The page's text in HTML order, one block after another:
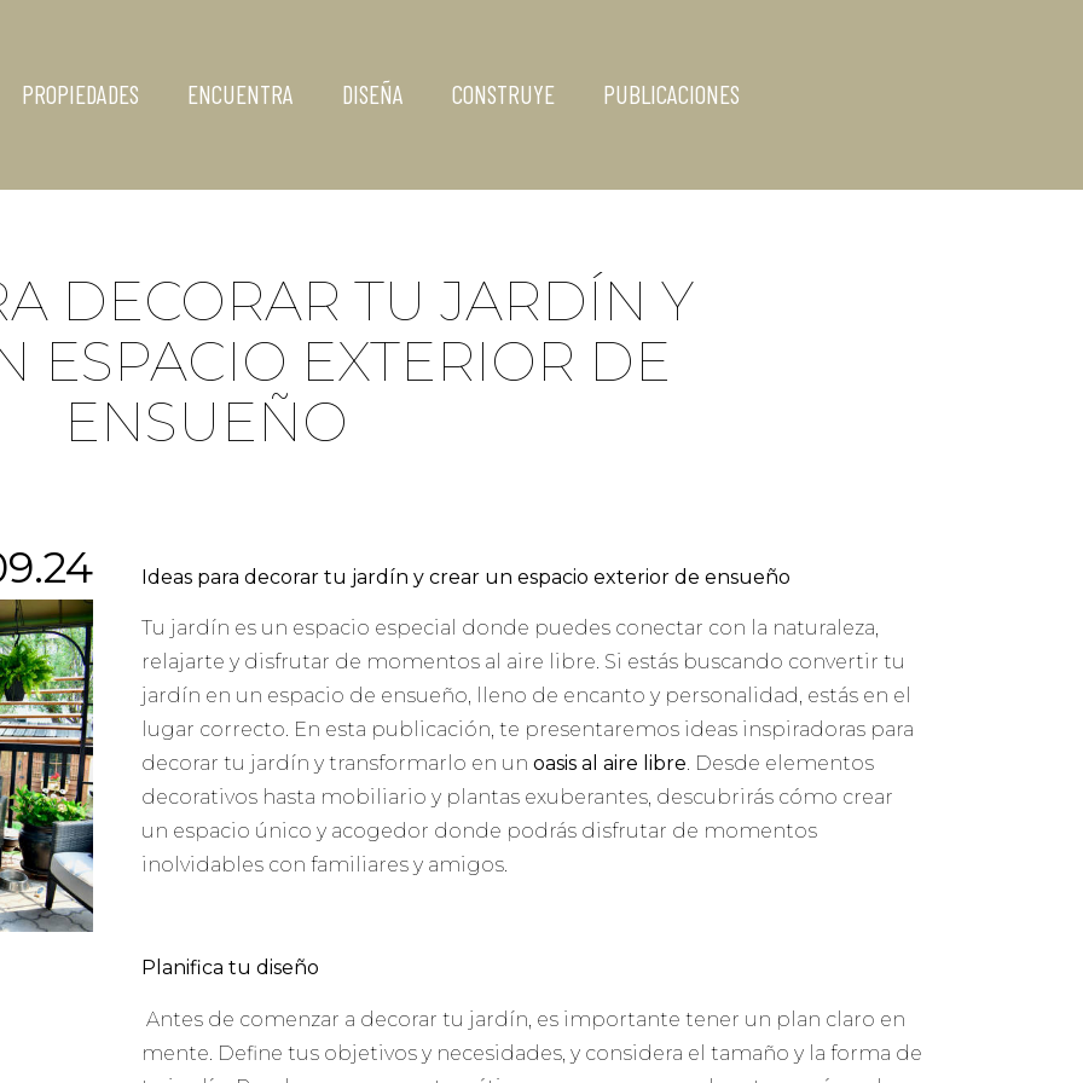
PROPIEDADES ENCUENTRA DISEÑA CONSTRUYE PUBLICACIONES
DECORAR TU JARDÍN Y
ESPACIO EXTERIOR DE
ENSUEÑO
Ideas para decorar tu jardín y crear un espacio exterior de ensueño
Tu jardín es un espacio especial donde puedes conectar con la naturaleza,
relajarte y disfrutar de momentos al aire libre. Si estás buscando convertir tu
jardín en un espacio de ensueño, lleno de encanto y personalidad, estás en el
lugar correcto. En esta publicación, te presentaremos ideas inspiradoras para
decorar tu jardín y transformarlo en unoasis al aire libre. Desde elementos
decorativos hasta mobiliario y plantas exuberantes, descubrirás cómo crear
un espacio único y acogedor donde podrás disfrutar de momentos
inolvidables con familiares y amigos.
Planifica tu diseño
Antes de comenzar a decorar tu jardín, es importante tener un plan claro en
mente. Define tus objetivos y necesidades, y considera el tamaño y la forma de